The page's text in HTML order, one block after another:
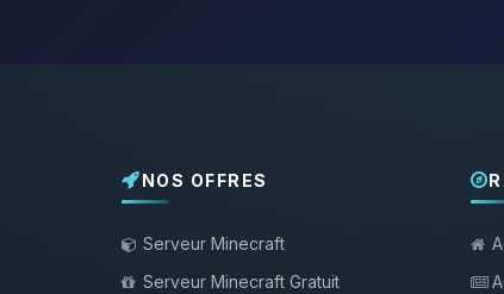
NOS OFFRES
Serveur Minecraft
Serveur Minecraft Gratuit